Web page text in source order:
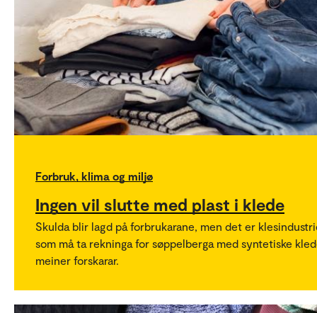
Forbruk, klima og miljø
Ingen vil slutte med plast i klede
Skulda blir lagd på forbrukarane, men det er
som må ta rekninga for søppelberga med syntetiske
meiner forskarar.